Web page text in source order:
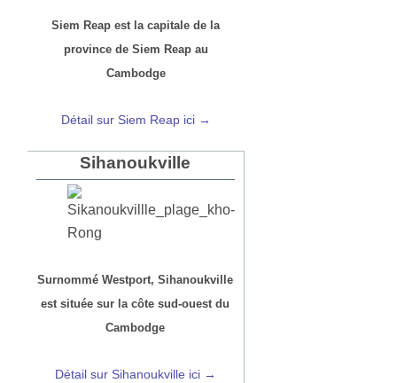
Siem Reap est la capitale de la
province de Siem Reap au
Cambodge
Détail sur Siem Reap ici →
Sihanoukville
Surnommé Westport, Sihanoukville
est située sur la côte sud-ouest du
Cambodge
Détail sur Sihanoukville ici →